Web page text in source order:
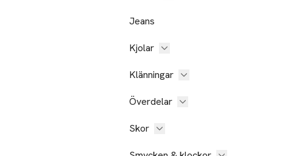
Jeans
Kjolar
Klänningar
Överdelar
Skor